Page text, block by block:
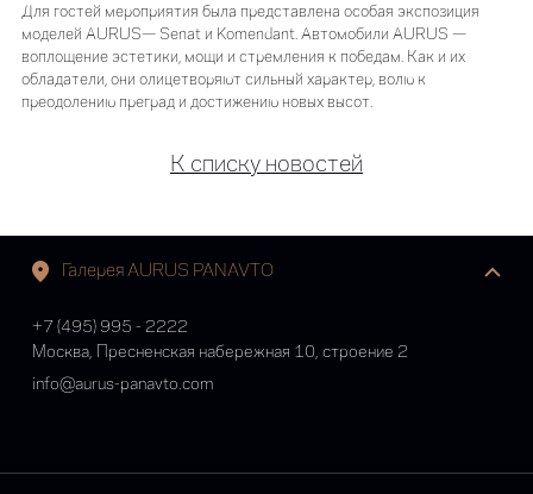
Для гостей мероприятия была представлена особая экспозиция
моделей AURUS— Senat и Komendant. Автомобили AURUS —
воплощение эстетики, мощи и стремления к победам. Как и их
обладатели, они олицетворяют сильный характер, волю к
преодолению преград и достижению новых высот.
К списку новостей
Галерея AURUS PANAVTO
+7 (495) 995 - 2222
Москва, Пресненская набережная 10, строение 2
info@aurus-panavto.com